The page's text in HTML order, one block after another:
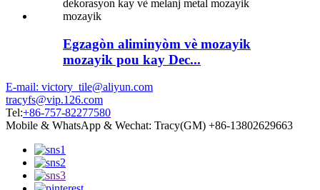
Egzagòn aliminyòm vè mozayik
mozayik pou kay Dec...
E-mail: victory_tile@aliyun.com
tracyfs@vip.126.com
Tel:+86-757-82277580
Mobile & WhatsApp & Wechat: Tracy(GM) +86-13802629663